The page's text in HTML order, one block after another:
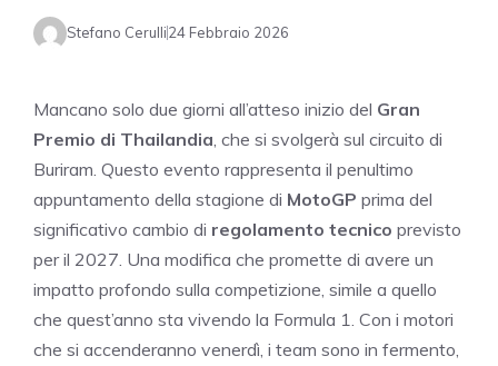
Stefano Cerulli24 Febbraio 2026
Mancano solo due giorni all’atteso inizio del Gran
Premio di Thailandia , che si svolgerà sul circuito di
Buriram. Questo evento rappresenta il penultimo
appuntamento della stagione di MotoGP prima del
significativo cambio di regolamento tecnico previsto
per il 2027. Una modifica che promette di avere un
impatto profondo sulla competizione, simile a quello
che quest’anno sta vivendo la Formula 1. Con i motori
che si accenderanno venerdì, i team sono in fermento,